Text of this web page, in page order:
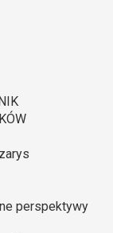
perspektywy